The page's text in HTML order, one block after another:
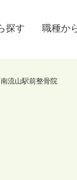
探す 職種か
南流山駅前整骨院